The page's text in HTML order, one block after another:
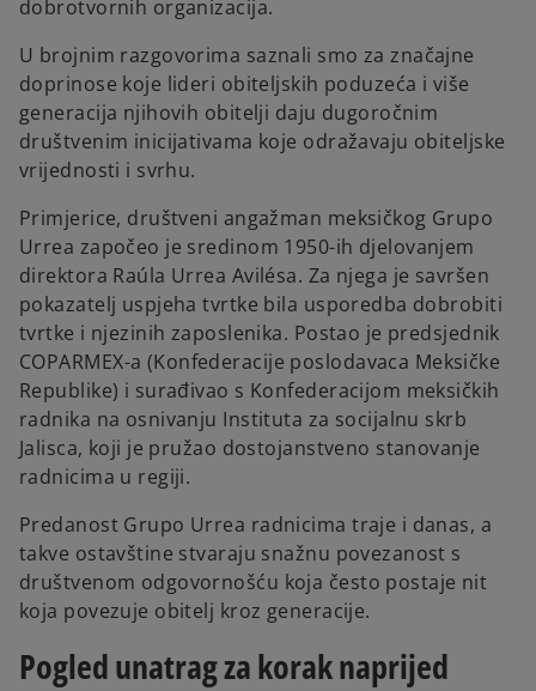
dobrotvornih organizacija.
U brojnim razgovorima saznali smo za značajne
doprinose koje lideri obiteljskih poduzeća i više
generacija njihovih obitelji daju dugoročnim
društvenim inicijativama koje odražavaju obiteljske
vrijednosti i svrhu.
Primjerice, društveni angažman meksičkog Grupo
Urrea započeo je sredinom 1950-ih djelovanjem
direktora Raúla Urrea Avilésa. Za njega je savršen
pokazatelj uspjeha tvrtke bila usporedba dobrobiti
tvrtke i njezinih zaposlenika. Postao je predsjednik
COPARMEX-a (Konfederacije poslodavaca Meksičke
Republike) i surađivao s Konfederacijom meksičkih
radnika na osnivanju Instituta za socijalnu skrb
Jalisca, koji je pružao dostojanstveno stanovanje
radnicima u regiji.
Predanost Grupo Urrea radnicima traje i danas, a
takve ostavštine stvaraju snažnu povezanost s
društvenom odgovornošću koja često postaje nit
koja povezuje obitelj kroz generacije.
Pogled unatrag za korak naprijed